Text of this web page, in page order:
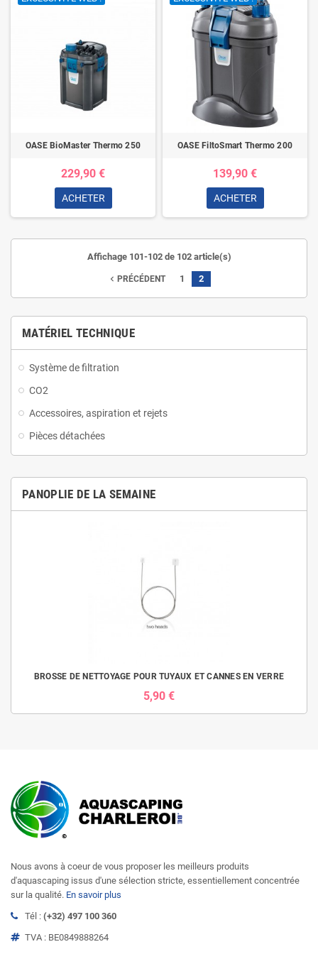
MATÉRIEL TECHNIQUE
Système de filtration
CO2
Accessoires, aspiration et rejets
Pièces détachées
PANOPLIE DE LA SEMAINE
BROSSE DE NETTOYAGE POUR TUYAUX ET CANNES EN VERRE
5,90 €
OASE BioMaster Thermo 250
229,90 €
ACHETER
OASE FiltoSmart Thermo 200
139,90 €
ACHETER
Affichage 101-102 de 102 article(s)
navigate_before PRÉCÉDENT 1 2
Nous avons à coeur de vous proposer les meilleurs produits
d'aquascaping issus d'une sélection stricte, essentiellement concentrée
sur la qualité. En savoir plus
Tél : (+32) 497 100 360
TVA : BE0849888264